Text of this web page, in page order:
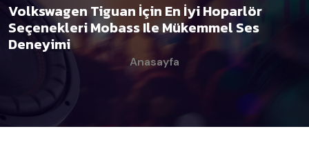
Volkswagen Tiguan İçin En İyi Hoparlör
Seçenekleri Mobass Ile Mükemmel Ses
Deneyimi
Anasayfa